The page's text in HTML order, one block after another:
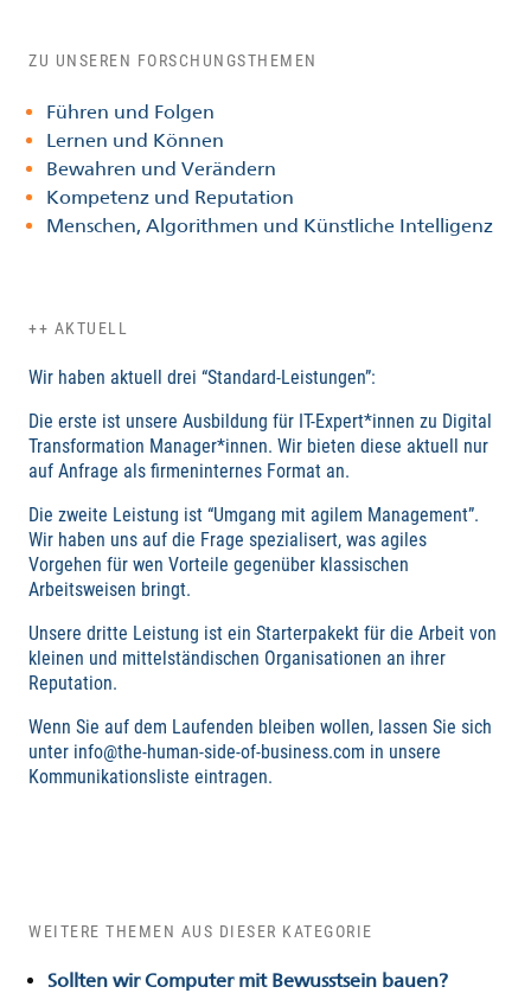
ZU UNSEREN FORSCHUNGSTHEMEN
Führen und Folgen
Lernen und Können
Bewahren und Verändern
Kompetenz und Reputation
Menschen, Algorithmen und Künstliche Intelligenz
++ AKTUELL
Wir haben aktuell drei “Standard-Leistungen”:
Die erste ist unsere Ausbildung für IT-Expert*innen zu Digital
Transformation Manager*innen. Wir bieten diese aktuell nur
auf Anfrage als firmeninternes Format an.
Die zweite Leistung ist “Umgang mit agilem Management”.
Wir haben uns auf die Frage spezialisert, was agiles
Vorgehen für wen Vorteile gegenüber klassischen
Arbeitsweisen bringt.
Unsere dritte Leistung ist ein Starterpakekt für die Arbeit von
kleinen und mittelständischen Organisationen an ihrer
Reputation.
Wenn Sie auf dem Laufenden bleiben wollen, lassen Sie sich
unter info@the-human-side-of-business.com in unsere
Kommunikationsliste eintragen.
WEITERE THEMEN AUS DIESER KATEGORIE
Sollten wir Computer mit Bewusstsein bauen?